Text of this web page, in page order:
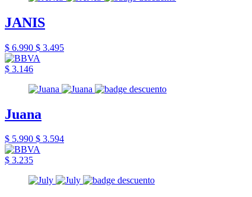
JANIS
$ 6.990 $ 3.495
$ 3.146
Juana
$ 5.990 $ 3.594
$ 3.235